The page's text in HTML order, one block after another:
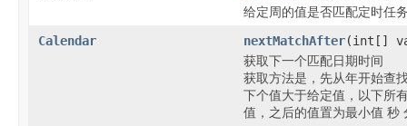
给定周的值是否匹配定时任
Calendar
nextMatchAfter(int[]
获取下一个匹配日期时间
获取方法是，先从年开始查
下个值大于给定值，以下所
值，之后的值置为最小值